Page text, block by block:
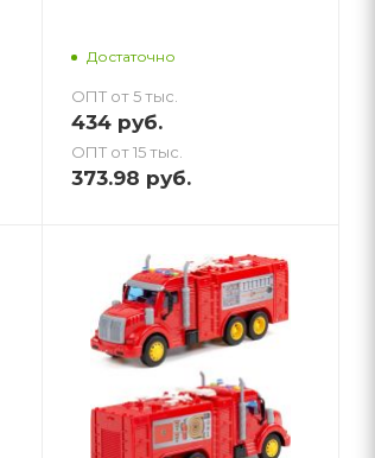
Достаточно
ОПТ от 5 тыс.
434 руб.
ОПТ от 15 тыс.
373.98 руб.